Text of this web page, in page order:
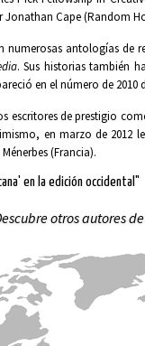
Jonathan Cape (Random
numerosas antologías de
. Sus historias también
en el número de 2010
de prestigio
en marzo de 2012
(Francia).
en la edición occidental"
otros autores de